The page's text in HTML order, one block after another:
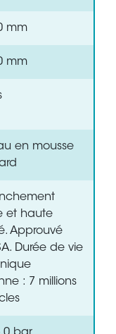
mm
mm
en mousse
et haute
Approuvé
Durée de vie
: 7 millions